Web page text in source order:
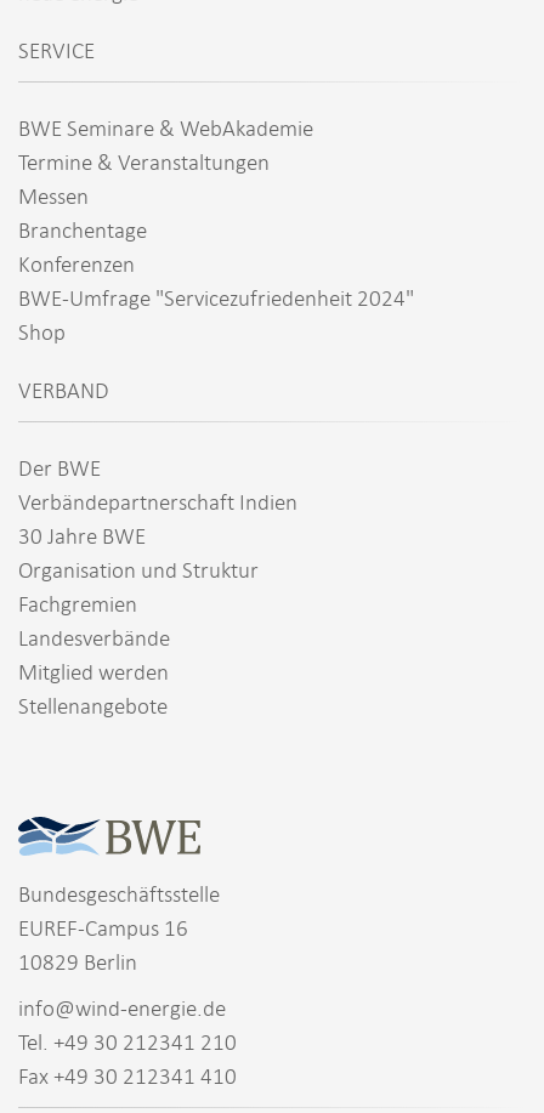
SERVICE
BWE Seminare & WebAkademie
Termine & Veranstaltungen
Messen
Branchentage
Konferenzen
BWE-Umfrage "Servicezufriedenheit 2024"
Shop
VERBAND
Der BWE
Verbändepartnerschaft Indien
30 Jahre BWE
Organisation und Struktur
Fachgremien
Landesverbände
Mitglied werden
Stellenangebote
Bundesgeschäftsstelle
EUREF-Campus 16
10829 Berlin
info@wind-energie.de
Tel. +49 30 212341 210
Fax +49 30 212341 410